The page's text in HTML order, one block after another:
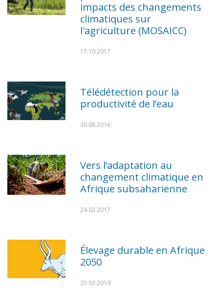
impacts des changements
climatiques sur
l'agriculture (MOSAICC)
17.10.2017
Télédétection pour la
productivité de l’eau
30.08.2016
Vers l’adaptation au
changement climatique en
Afrique subsaharienne
24.02.2017
Élevage durable en Afrique
2050
25.02.2019